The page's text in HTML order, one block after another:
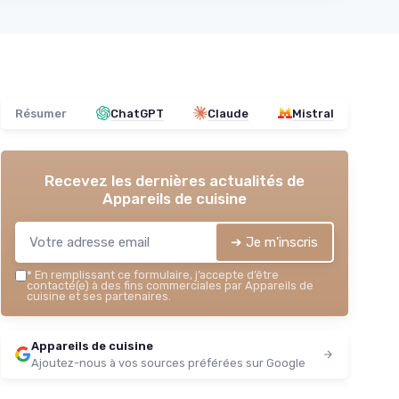
Résumer ChatGPT Claude Mistral
Recevez les dernières actualités de
Appareils de cuisine
➔ Je m'inscris
* En remplissant ce formulaire, j’accepte d’être
contacté(e) à des fins commerciales par Appareils de
cuisine et ses partenaires.
Appareils de cuisine
Ajoutez-nous à vos sources préférées sur Google